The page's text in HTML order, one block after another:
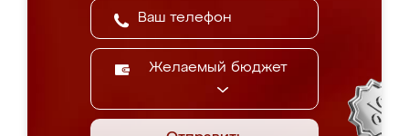
Желаемый бюджет